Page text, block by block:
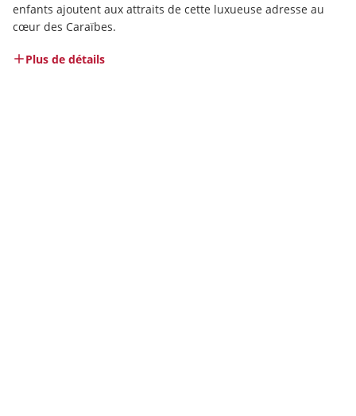
enfants ajoutent aux attraits de cette luxueuse adresse au
cœur des Caraïbes.
Plus de détails